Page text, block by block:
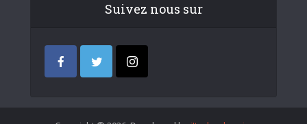
Suivez nous sur